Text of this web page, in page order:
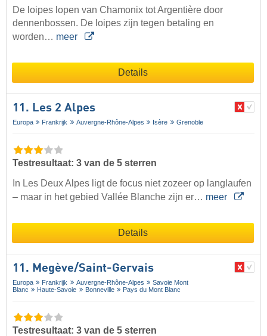
De loipes lopen van Chamonix tot Argentière door
dennenbossen. De loipes zijn tegen betaling en
worden… meer
Details
11. Les 2 Alpes
Europa Frankrijk Auvergne-Rhône-Alpes Isère Grenoble
Testresultaat: 3 van de 5 sterren
In Les Deux Alpes ligt de focus niet zozeer op langlaufen
– maar in het gebied Vallée Blanche zijn er… meer
Details
11. Megève/​Saint-Gervais
Europa Frankrijk Auvergne-Rhône-Alpes
Savoie Mont
Blanc
Haute-Savoie Bonneville Pays du Mont Blanc
Testresultaat: 3 van de 5 sterren